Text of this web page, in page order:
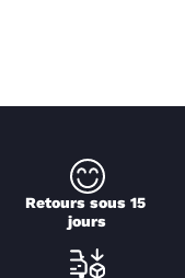
Retours sous 15
jours